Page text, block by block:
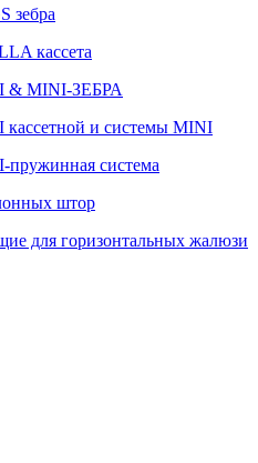
зебра
кассета
& MINI-ЗЕБРА
и системы MINI
система
штор
для горизонтальных жалюзи